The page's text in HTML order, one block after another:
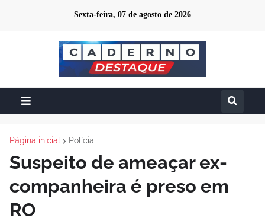
Sexta-feira, 07 de agosto de 2026
Página inicial Polícia
Suspeito de ameaçar ex-
companheira é preso em
RO